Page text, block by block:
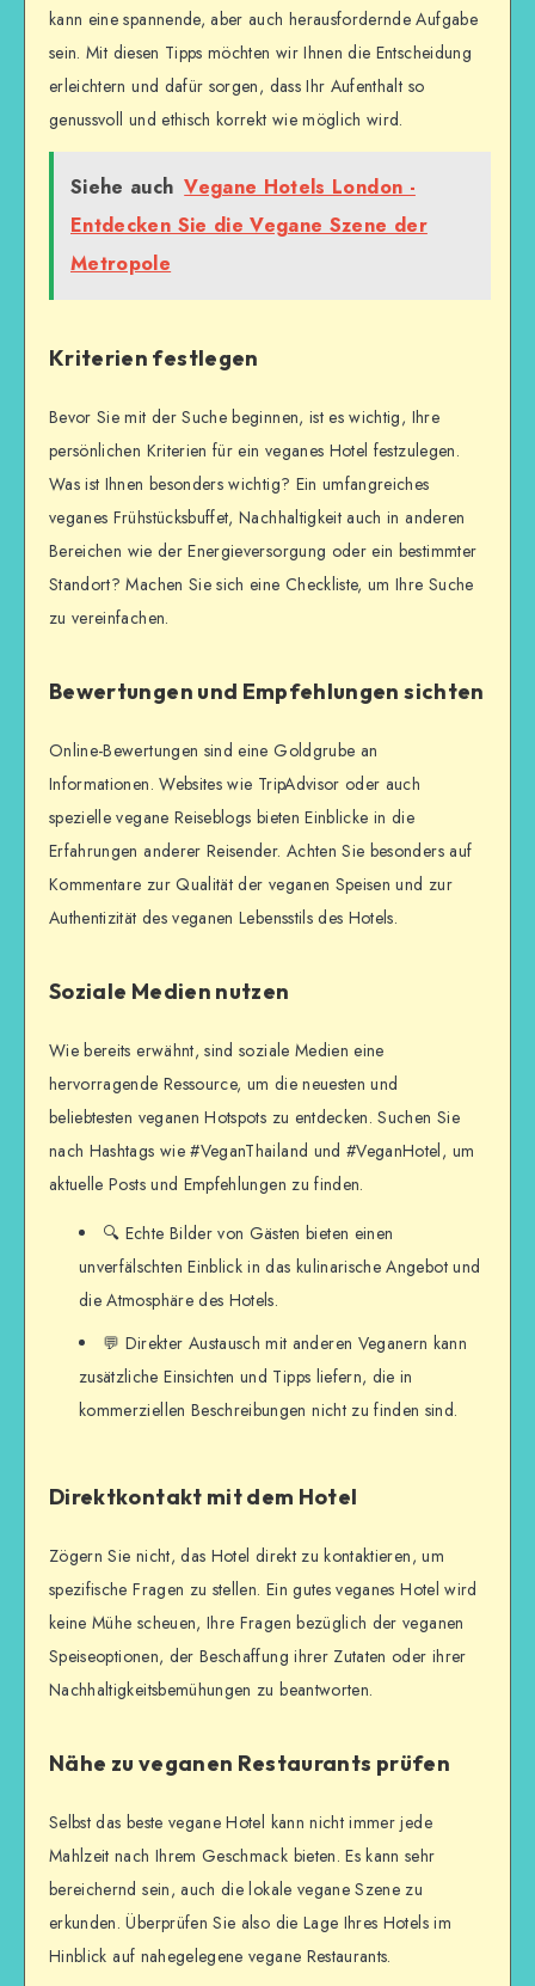
kann eine spannende, aber auch herausfordernde Aufgabe
sein. Mit diesen Tipps möchten wir Ihnen die Entscheidung
erleichtern und dafür sorgen, dass Ihr Aufenthalt so
genussvoll und ethisch korrekt wie möglich wird.
Siehe auch Vegane Hotels London -
Entdecken Sie die Vegane Szene der
Metropole
Kriterien festlegen
Bevor Sie mit der Suche beginnen, ist es wichtig, Ihre
persönlichen Kriterien für ein veganes Hotel festzulegen.
Was ist Ihnen besonders wichtig? Ein umfangreiches
veganes Frühstücksbuffet, Nachhaltigkeit auch in anderen
Bereichen wie der Energieversorgung oder ein bestimmter
Standort? Machen Sie sich eine Checkliste, um Ihre Suche
zu vereinfachen.
Bewertungen und Empfehlungen sichten
Online-Bewertungen sind eine Goldgrube an
Informationen. Websites wie TripAdvisor oder auch
spezielle vegane Reiseblogs bieten Einblicke in die
Erfahrungen anderer Reisender. Achten Sie besonders auf
Kommentare zur Qualität der veganen Speisen und zur
Authentizität des veganen Lebensstils des Hotels.
Soziale Medien nutzen
Wie bereits erwähnt, sind soziale Medien eine
hervorragende Ressource, um die neuesten und
beliebtesten veganen Hotspots zu entdecken. Suchen Sie
nach Hashtags wie #VeganThailand und #VeganHotel, um
aktuelle Posts und Empfehlungen zu finden.
🔍 Echte Bilder von Gästen bieten einen
unverfälschten Einblick in das kulinarische Angebot und
die Atmosphäre des Hotels.
💬 Direkter Austausch mit anderen Veganern kann
zusätzliche Einsichten und Tipps liefern, die in
kommerziellen Beschreibungen nicht zu finden sind.
Direktkontakt mit dem Hotel
Zögern Sie nicht, das Hotel direkt zu kontaktieren, um
spezifische Fragen zu stellen. Ein gutes veganes Hotel wird
keine Mühe scheuen, Ihre Fragen bezüglich der veganen
Speiseoptionen, der Beschaffung ihrer Zutaten oder ihrer
Nachhaltigkeitsbemühungen zu beantworten.
Nähe zu veganen Restaurants prüfen
Selbst das beste vegane Hotel kann nicht immer jede
Mahlzeit nach Ihrem Geschmack bieten. Es kann sehr
bereichernd sein, auch die lokale vegane Szene zu
erkunden. Überprüfen Sie also die Lage Ihres Hotels im
Hinblick auf nahegelegene vegane Restaurants.